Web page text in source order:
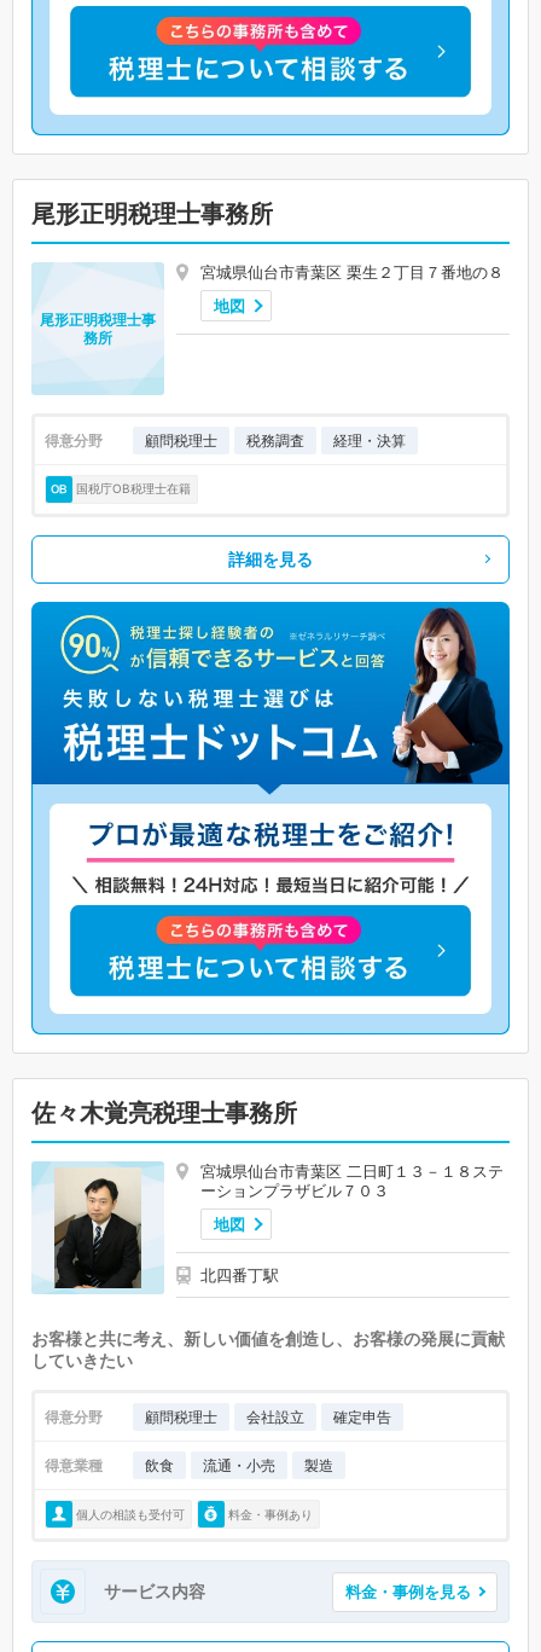
尾形正明税理士事務所
宮城県仙台市青葉区 栗生２丁目７番地の８
地図
尾形正明税理士事
務所
得意分野 顧問税理士 税務調査 経理・決算
国税庁OB税理士在籍
詳細を見る
佐々木覚亮税理士事務所
宮城県仙台市青葉区 二日町１３－１８ステ
ーションプラザビル７０３
地図
北四番丁駅
お客様と共に考え、新しい価値を創造し、お客様の発展に貢献
していきたい
得意分野 顧問税理士 会社設立 確定申告
得意業種 飲食 流通・小売 製造
個人の相談も受付可 料金・事例あり
サービス内容 料金・事例を見る